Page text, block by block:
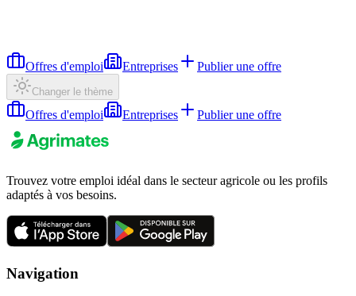
Offres d'emploi Entreprises Publier une offre
Changer le thème
Offres d'emploi Entreprises Publier une offre
Trouvez votre emploi idéal dans le secteur agricole ou les profils
adaptés à vos besoins.
Navigation